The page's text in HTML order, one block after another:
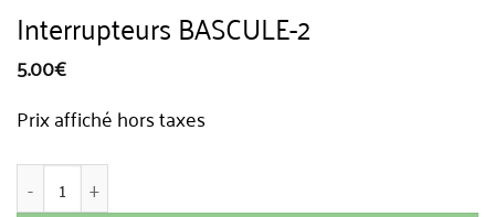
Interrupteurs BASCULE-2
5.00€
Prix affiché hors taxes
quantité de Interrupteurs BASCULE-2